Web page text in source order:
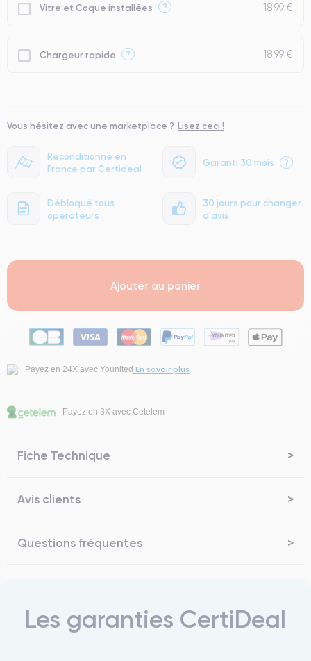
Reconditionné en
France par Certideal
Garanti 30 mois ?
Débloqué tous
opérateurs
30 jours pour changer
d'avis
Vitre et Coque installées ? 18,99 €
Chargeur rapide ? 18,99 €
Vous hésitez avec une marketplace ? Lisez ceci !
Ajouter au panier
Payez en 24X avec Younited En savoir plus
Payez en 3X avec Cetelem
Fiche Technique
Avis clients
Questions fréquentes
Les garanties CertiDeal